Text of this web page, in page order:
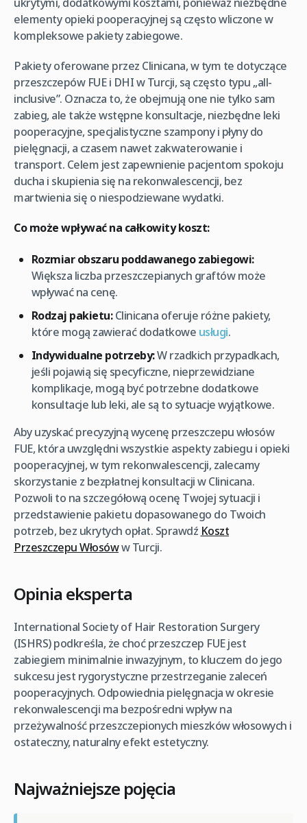
elementy opieki pooperacyjnej są często wliczone w
kompleksowe pakiety zabiegowe.
Pakiety oferowane przez Clinicana, w tym te dotyczące
przeszczepów FUE i DHI w Turcji, są często typu „all-
inclusive”. Oznacza to, że obejmują one nie tylko sam
zabieg, ale także wstępne konsultacje, niezbędne leki
pooperacyjne, specjalistyczne szampony i płyny do
pielęgnacji, a czasem nawet zakwaterowanie i
transport. Celem jest zapewnienie pacjentom spokoju
ducha i skupienia się na rekonwalescencji, bez
martwienia się o niespodziewane wydatki.
Co może wpływać na całkowity koszt:
Rozmiar obszaru poddawanego zabiegowi:
Większa liczba przeszczepianych graftów może
wpływać na cenę.
Rodzaj pakietu:Clinicana oferuje różne pakiety,
które mogą zawierać dodatkowe usługi.
Indywidualne potrzeby:W rzadkich przypadkach,
jeśli pojawią się specyficzne, nieprzewidziane
komplikacje, mogą być potrzebne dodatkowe
konsultacje lub leki, ale są to sytuacje wyjątkowe.
Aby uzyskać precyzyjną wycenę przeszczepu włosów
FUE, która uwzględni wszystkie aspekty zabiegu i opieki
pooperacyjnej, w tym rekonwalescencji, zalecamy
skorzystanie z bezpłatnej konsultacji w Clinicana.
Pozwoli to na szczegółową ocenę Twojej sytuacji i
przedstawienie pakietu dopasowanego do Twoich
potrzeb, bez ukrytych opłat. Sprawdź Koszt
Przeszczepu Włosóww Turcji.
Opinia eksperta
International Society of Hair Restoration Surgery
(ISHRS) podkreśla, że choć przeszczep FUE jest
zabiegiem minimalnie inwazyjnym, to kluczem do jego
sukcesu jest rygorystyczne przestrzeganie zaleceń
pooperacyjnych. Odpowiednia pielęgnacja w okresie
rekonwalescencji ma bezpośredni wpływ na
przeżywalność przeszczepionych mieszków włosowych i
ostateczny, naturalny efekt estetyczny.
Najważniejsze pojęcia